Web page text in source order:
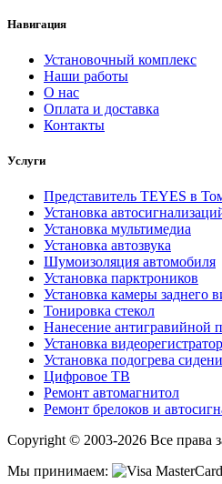
Навигация
Установочный комплекс
Наши работы
О нас
Оплата и доставка
Контакты
Услуги
Представитель TEYES в
Установка
Установка мультимедиа
Установка автозвука
Шумоизоляция автомобиля
Установка парктроников
Установка камеры заднего
Тонировка стекол
Нанесение антигравийной
Установка
Установка подогрева
Цифровое ТВ
Ремонт автомагнитол
Ремонт брелоков и
Copyright © 2003-2026 Все права
Мы принимаем: